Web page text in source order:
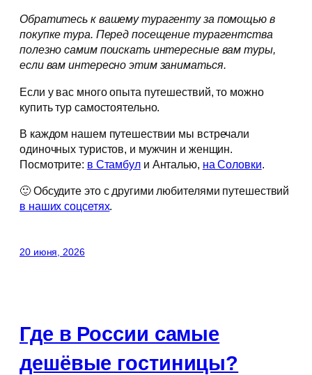
Обратитесь к вашему турагенту за помощью в
покупке тура. Перед посещение турагентства
полезно самим поискать интересные вам туры,
если вам интересно этим заниматься.
Если у вас много опыта путешествий, то можно
купить тур самостоятельно.
В каждом нашем путешествии мы встречали
одиночных туристов, и мужчин и женщин.
Посмотрите: в Стамбули Анталью, на Соловки.
🙂 Обсудите это с другими любителями путешествий
в наших соцсетях.
20 июня, 2026
Где в России самые
дешёвые гостиницы?